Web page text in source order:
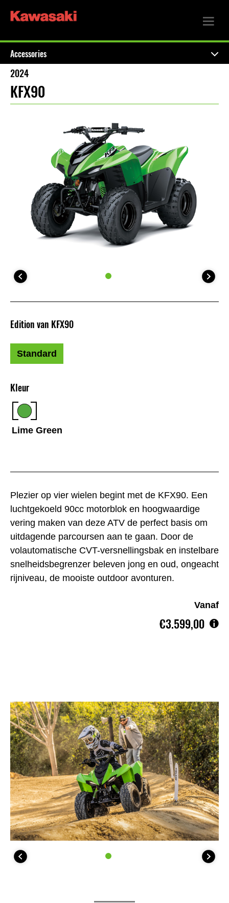
Accessories
2024
KFX90
Plezier op vier wielen begint met de KFX90. Een
luchtgekoeld 90cc motorblok en hoogwaardige
vering maken van deze ATV de perfect basis om
uitdagende parcoursen aan te gaan. Door de
volautomatische CVT-versnellingsbak en instelbare
snelheidsbegrenzer beleven jong en oud, ongeacht
rijniveau, de mooiste outdoor avonturen.
Vanaf
€3.599,00
Kleur
Lime Green
Edition van KFX90
Standard